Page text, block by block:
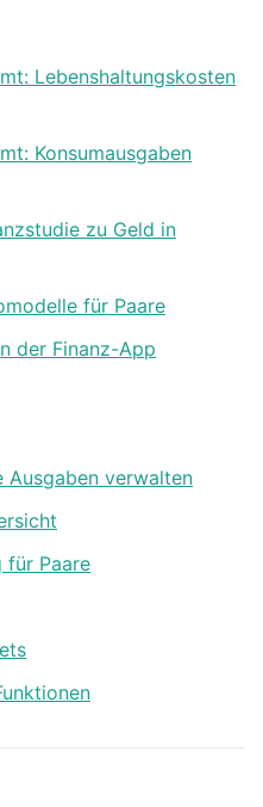
Lebenshaltungskosten
Konsumausgaben
zu Geld in
für Paare
der Finanz-App
Ausgaben verwalten
für Paare